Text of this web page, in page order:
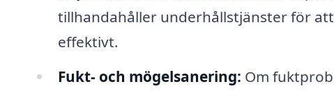
tillhandahåller underhållstjänster för
effektivt.
Fukt- och mögelsanering: Om